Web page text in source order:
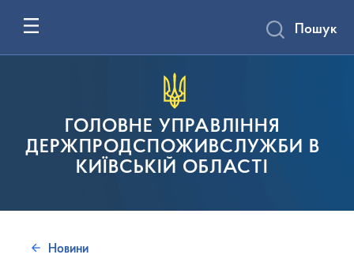
ГОЛОВНЕ УПРАВЛІННЯ
ДЕРЖПРОДСПОЖИВСЛУЖБИ В
КИЇВСЬКІЙ ОБЛАСТІ
Пошук
Новини